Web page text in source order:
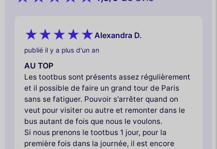
Alexandra D.
publié il y a plus d'un an
AU TOP
Les tootbus sont présents assez régulièrement
et il possible de faire un grand tour de Paris
sans se fatiguer. Pouvoir s'arrêter quand on
veut pour visiter ou autre et remonter dans le
bus autant de fois que nous le voulons.
Si nous prenons le tootbus 1 jour, pour la
première fois dans la journée, il est encore